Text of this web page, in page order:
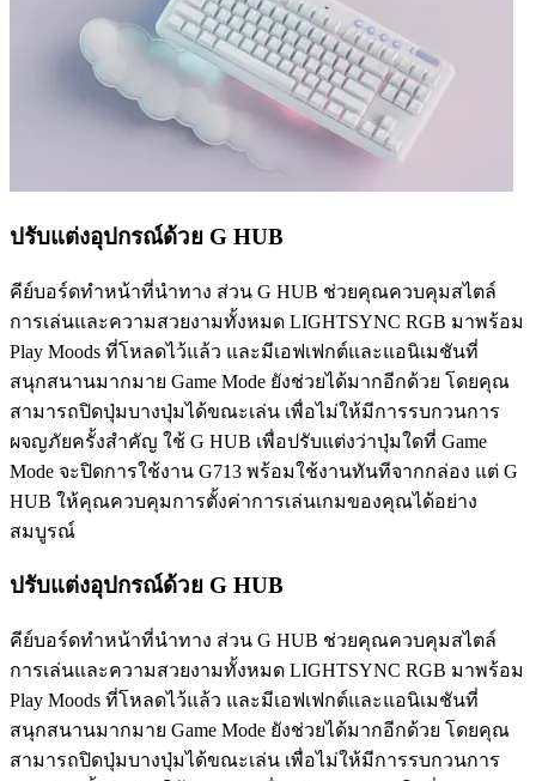
ปรับแต่งอุปกรณ์ด้วย G HUB
คีย์บอร์ดทำหน้าที่นำทาง ส่วน G HUB ช่วยคุณควบคุมสไตล์
การเล่นและความสวยงามทั้งหมด LIGHTSYNC RGB มาพร้อม
Play Moods ที่โหลดไว้แล้ว และมีเอฟเฟกต์และแอนิเมชันที่
สนุกสนานมากมาย Game Mode ยังช่วยได้มากอีกด้วย โดยคุณ
สามารถปิดปุ่มบางปุ่มได้ขณะเล่น เพื่อไม่ให้มีการรบกวนการ
ผจญภัยครั้งสำคัญ ใช้ G HUB เพื่อปรับแต่งว่าปุ่มใดที่ Game
Mode จะปิดการใช้งาน G713 พร้อมใช้งานทันทีจากกล่อง แต่ G
HUB ให้คุณควบคุมการตั้งค่าการเล่นเกมของคุณได้อย่าง
สมบูรณ์
ปรับแต่งอุปกรณ์ด้วย G HUB
คีย์บอร์ดทำหน้าที่นำทาง ส่วน G HUB ช่วยคุณควบคุมสไตล์
การเล่นและความสวยงามทั้งหมด LIGHTSYNC RGB มาพร้อม
Play Moods ที่โหลดไว้แล้ว และมีเอฟเฟกต์และแอนิเมชันที่
สนุกสนานมากมาย Game Mode ยังช่วยได้มากอีกด้วย โดยคุณ
สามารถปิดปุ่มบางปุ่มได้ขณะเล่น เพื่อไม่ให้มีการรบกวนการ